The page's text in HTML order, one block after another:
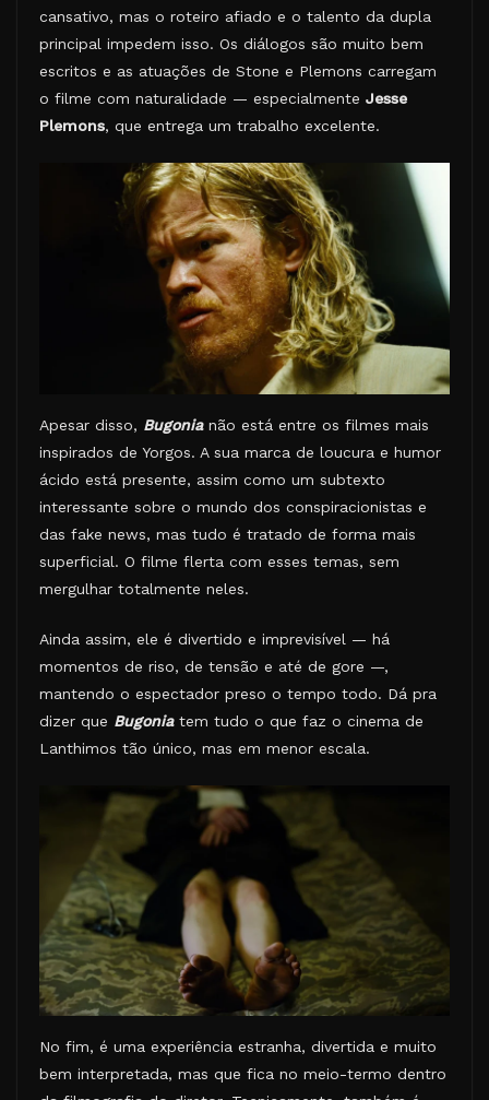
cansativo, mas o roteiro afiado e o talento da dupla
principal impedem isso. Os diálogos são muito bem
escritos e as atuações de Stone e Plemons carregam
o filme com naturalidade — especialmente Jesse
Plemons, que entrega um trabalho excelente.
Apesar disso, Bugonianão está entre os filmes mais
inspirados de Yorgos. A sua marca de loucura e humor
ácido está presente, assim como um subtexto
interessante sobre o mundo dos conspiracionistas e
das fake news, mas tudo é tratado de forma mais
superficial. O filme flerta com esses temas, sem
mergulhar totalmente neles.
Ainda assim, ele é divertido e imprevisível — há
momentos de riso, de tensão e até de gore —,
mantendo o espectador preso o tempo todo. Dá pra
dizer que Bugoniatem tudo o que faz o cinema de
Lanthimos tão único, mas em menor escala.
No fim, é uma experiência estranha, divertida e muito
bem interpretada, mas que fica no meio-termo dentro